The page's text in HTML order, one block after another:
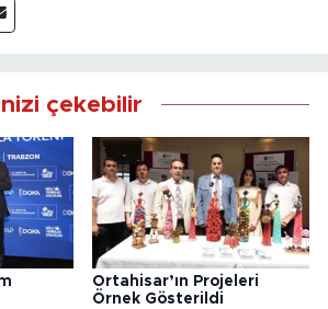
çekebilir
Ortahisar’ın Projeleri
Örnek Gösterildi